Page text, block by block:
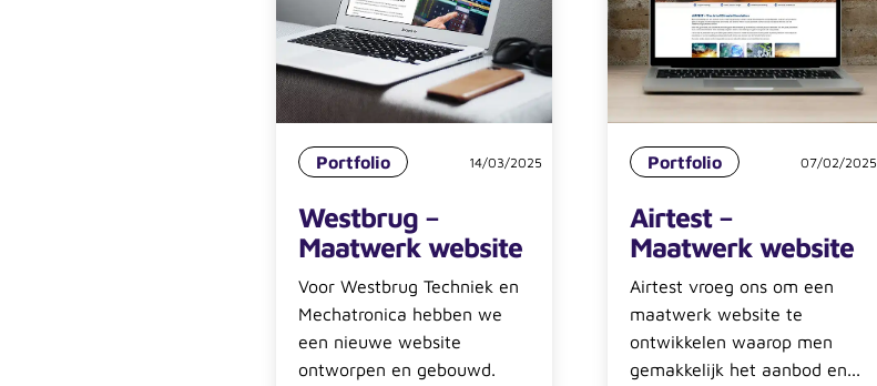
Portfolio 14/03/2025
Westbrug –
Maatwerk website
Voor Westbrug Techniek en
Mechatronica hebben we
een nieuwe website
ontworpen en gebouwd.
Portfolio 07/02/2025
Airtest –
Maatwerk website
Airtest vroeg ons om een
maatwerk website te
ontwikkelen waarop men
gemakkelijk het aanbod en...